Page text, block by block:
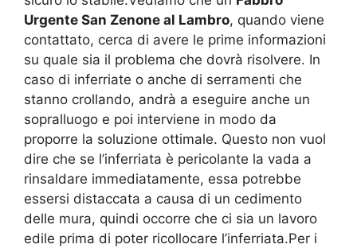
Urgente San Zenone al Lambro, quando viene
contattato, cerca di avere le prime informazioni
su quale sia il problema che dovrà risolvere. In
caso di inferriate o anche di serramenti che
stanno crollando, andrà a eseguire anche un
sopralluogo e poi interviene in modo da
proporre la soluzione ottimale. Questo non vuol
dire che se l’inferriata è pericolante la vada a
rinsaldare immediatamente, essa potrebbe
essersi distaccata a causa di un cedimento
delle mura, quindi occorre che ci sia un lavoro
edile prima di poter ricollocare l’inferriata.Per i